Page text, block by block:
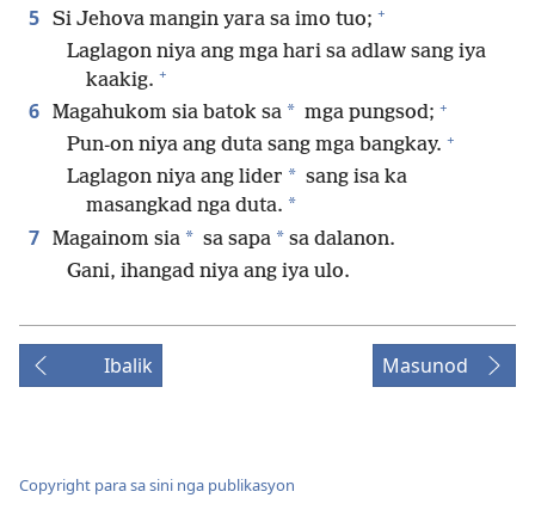
5 Si Jehova mangin yara sa imo tuo; +
Laglagon niya ang mga hari sa adlaw sang iya
kaakig. +
6 Magahukom sia batok sa * mga pungsod; +
Pun-on niya ang duta sang mga bangkay. +
Laglagon niya ang lider * sang isa ka
masangkad nga duta. *
7 Magainom sia * sa sapa * sa dalanon.
Gani, ihangad niya ang iya ulo.
Ibalik Masunod
Copyright para sa sini nga publikasyon